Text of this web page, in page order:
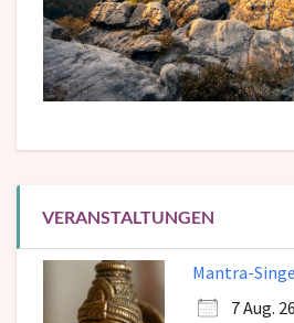
VERANSTALTUNGEN
Mantra-
7 Aug. 26